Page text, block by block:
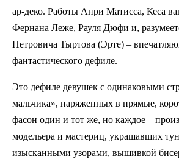
ар-деко. Работы Анри Матисса, Кеса
Фернана Леже, Рауля Дюфи и,
Петровича Тыртова (Эрте) –
фантастического дефиле.
Это дефиле девушек с одинаковыми
мальчика», наряженных в прямые,
фасон один и тот же, но каждое –
модельера и мастериц, украшавших
изысканными узорами, вышивкой